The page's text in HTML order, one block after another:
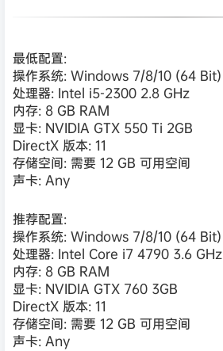
最低配置:
操作系统: Windows 7/8/10 (64 Bit)
处理器: Intel i5-2300 2.8 GHz
内存: 8 GB RAM
显卡: NVIDIA GTX 550 Ti 2GB
DirectX 版本: 11
存储空间: 需要 12 GB 可用空间
声卡: Any
推荐配置:
操作系统: Windows 7/8/10 (64 Bit)
处理器: Intel Core i7 4790 3.6 GHz
内存: 8 GB RAM
显卡: NVIDIA GTX 760 3GB
DirectX 版本: 11
存储空间: 需要 12 GB 可用空间
声卡: Any